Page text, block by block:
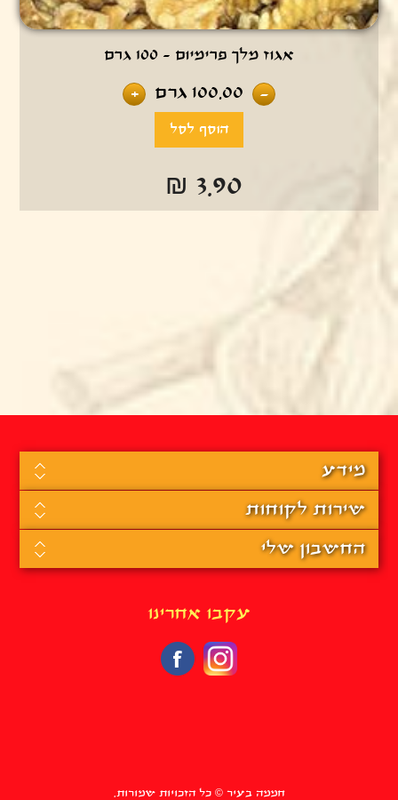
אגוז מלך פרימיום - 100 גרם
-
100.00 גרם +
₪ 3.90
מידע
שירות לקוחות
החשבון שלי
עקבו אחרינו
חממה בעיר © כל הזכויות שמורות.